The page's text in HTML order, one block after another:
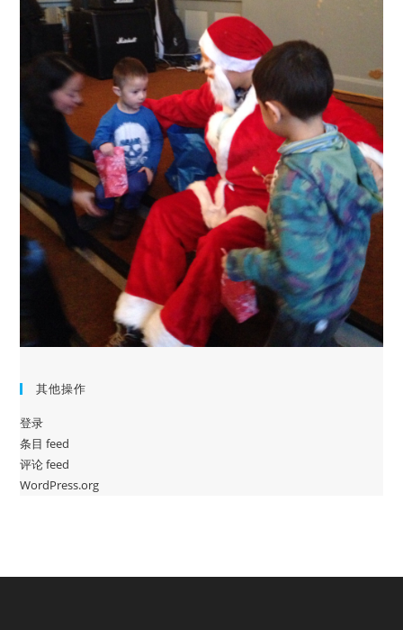
其他操作
登录
条目 feed
评论 feed
WordPress.org